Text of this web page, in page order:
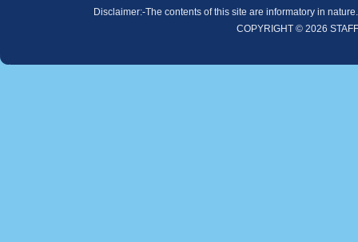
Disclaimer:-The contents of this site are informatory in
COPYRIGHT © 2026